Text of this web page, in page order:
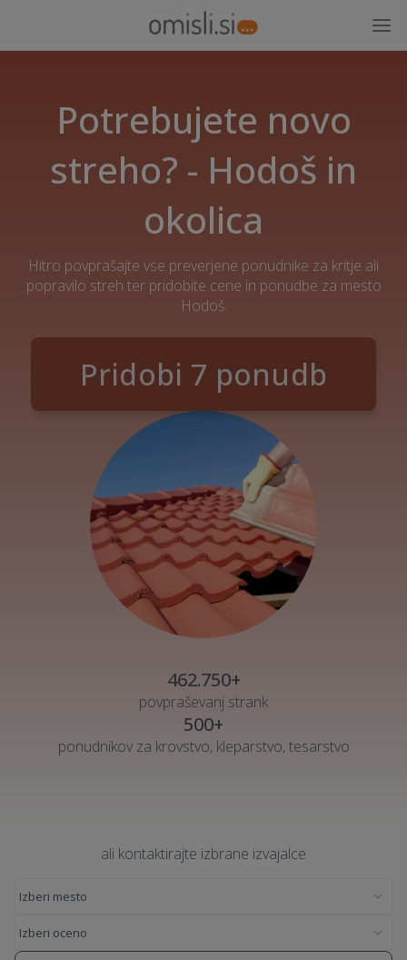
Potrebujete novo
streho? - Hodoš in
okolica
Hitro povprašajte vse preverjene ponudnike za kritje ali
popravilo streh ter pridobite cene in ponudbe za mesto
Hodoš.
Pridobi 7 ponudb
462.750+
povpraševanj strank
500+
ponudnikov za krovstvo, kleparstvo, tesarstvo
ali kontaktirajte izbrane izvajalce